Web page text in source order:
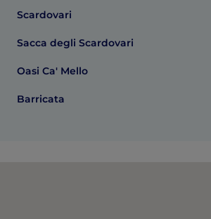
Scardovari
Sacca degli Scardovari
Oasi Ca' Mello
Barricata